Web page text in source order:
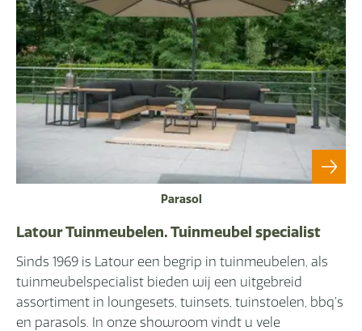
Parasol
Latour Tuinmeubelen. Tuinmeubel specialist
Sinds 1969 is Latour een begrip in tuinmeubelen, als
tuinmeubelspecialist bieden wij een uitgebreid
assortiment in loungesets, tuinsets, tuinstoelen, bbq’s
en parasols. In onze showroom vindt u vele